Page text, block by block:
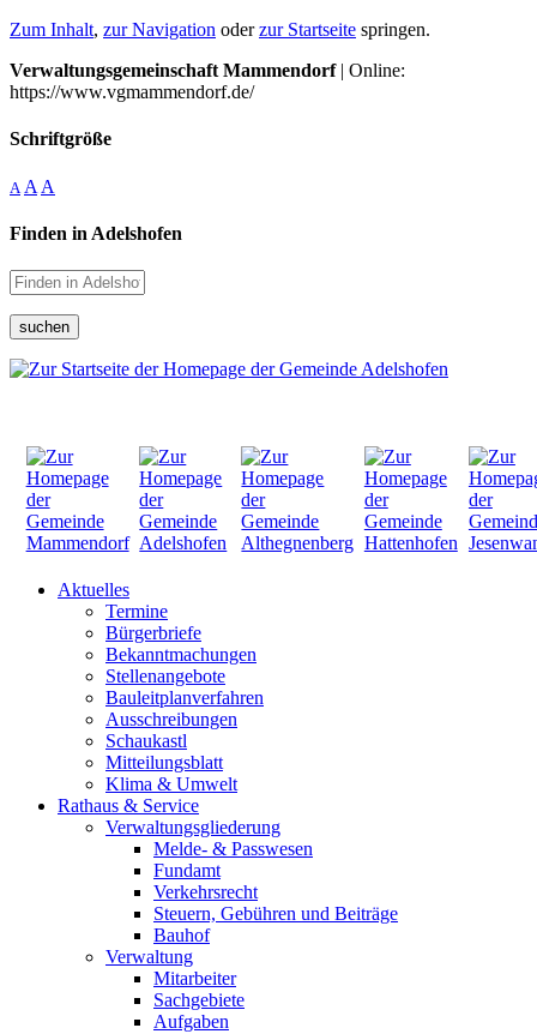
Zum Inhalt, zur Navigation oderzur Startseite springen.
Verwaltungsgemeinschaft Mammendorf| Online:
https://www.vgmammendorf.de/
Schriftgröße
A A A
Finden in Adelshofen
suchen
Aktuelles
Termine
Bürgerbriefe
Bekanntmachungen
Stellenangebote
Bauleitplanverfahren
Ausschreibungen
Schaukastl
Mitteilungsblatt
Klima & Umwelt
Rathaus & Service
Verwaltungsgliederung
Melde- & Passwesen
Fundamt
Verkehrsrecht
Steuern, Gebühren und Beiträge
Bauhof
Verwaltung
Mitarbeiter
Sachgebiete
Aufgaben